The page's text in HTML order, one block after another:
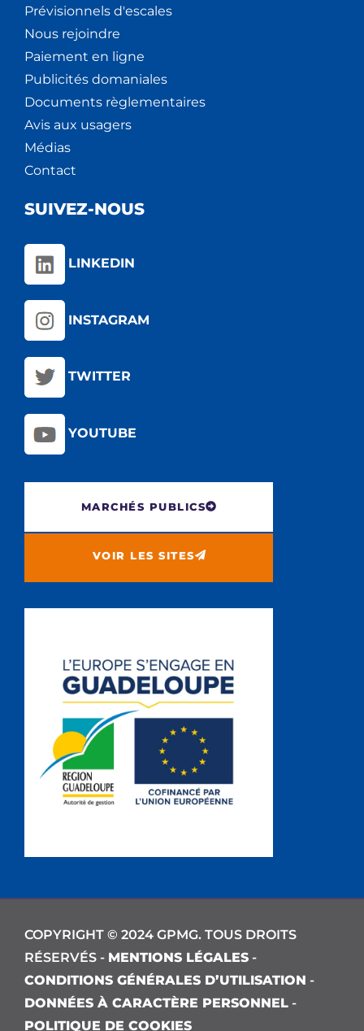
Prévisionnels d'escales
Nous rejoindre
Paiement en ligne
Publicités domaniales
Documents règlementaires
Avis aux usagers
Médias
Contact
SUIVEZ-NOUS
LINKEDIN
INSTAGRAM
TWITTER
YOUTUBE
MARCHÉS PUBLICS
VOIR LES SITES
COPYRIGHT © 2024 GPMG. TOUS DROITS
RÉSERVÉS - MENTIONS LÉGALES -
CONDITIONS GÉNÉRALES D’UTILISATION -
DONNÉES À CARACTÈRE PERSONNEL -
POLITIQUE DE COOKIES